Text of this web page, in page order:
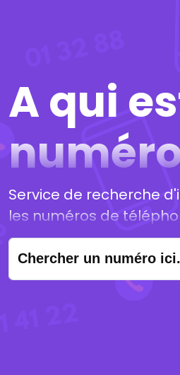
A qui
Service de recherche
les numéros de